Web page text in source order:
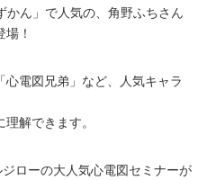
かん」で人気の、角野ふちさん
！
心電図兄弟」など、人気キャラ
解できます。
ローの大人気心電図セミナーが